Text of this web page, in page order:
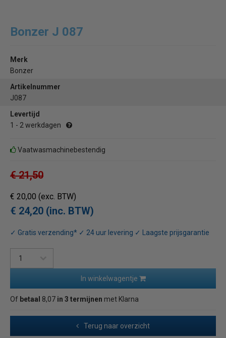
Bonzer J 087
Merk
Bonzer
Artikelnummer
J087
Levertijd
1 - 2 werkdagen
Vaatwasmachinebestendig
€ 21,50
€ 20,00 (exc. BTW)
€ 24,20 (inc. BTW)
✓ Gratis verzending* ✓ 24 uur levering ✓ Laagste prijsgarantie
In winkelwagentje
Of betaal 8,07 in 3 termijnen met Klarna
Terug naar overzicht